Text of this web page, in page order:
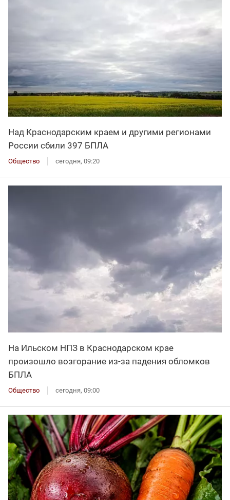
Над Краснодарским краем и другими регионами
России сбили 397 БПЛА
Общество сегодня, 09:20
На Ильском НПЗ в Краснодарском крае
произошло возгорание из-за падения обломков
БПЛА
Общество сегодня, 09:00